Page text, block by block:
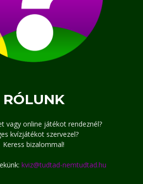
RÓLUNK
vagy online játékot rendeznél?
kvízjátékot szervezel?
Keress bizalommal!
kviz@tudtad-nemtudtad.hu